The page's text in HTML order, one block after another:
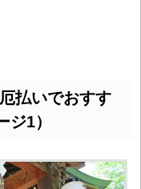
払いでおすす
1）